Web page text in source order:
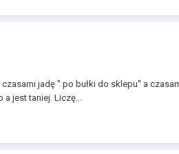
jadę '' po bułki do sklepu'' a
jest taniej. Liczę...